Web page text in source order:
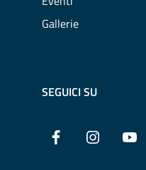
Gallerie
SEGUICI SU
Facebook Instagram